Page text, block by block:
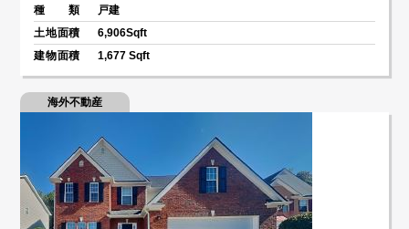
種 類
戸建
土地面積
6,906Sqft
建物面積
1,677 Sqft
海外不動産